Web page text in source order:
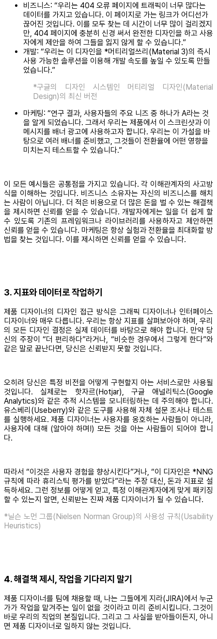
비즈니스: “우리는 404 오류 페이지에 트래픽이 너무 많다는
데이터를 가지고 있습니다. 이 페이지로 가는 링크가 어디선가
끊어진 것입니다. 이를 모두 찾는 데 시간이 너무 많이 걸리겠지
만, 404 페이지에 충분히 신경 써서 완전한 디자인을 하고 사용
자에게 제안을 하여 그들을 잃지 않게 할 수 있습니다.”
개발: “우리는 이 디자인을 *머티리얼쓰리(Material 3)의 즉시
사용 가능한 솔루션을 이용해 개발 속도를 높일 수 있도록 만들
었습니다.”
*구글의 디자인 시스템인 머티리얼 디자인(Material
Design)의 최신 버전
마케팅: “연구 결과, 사용자들의 주요 니즈 중 하나가 A라는 것
을 알게 되었습니다. 그래서 우리는 제품에서 이 스크린샷과 이
메시지를 배너 광고에 사용하고자 합니다. 우리는 이 가설을 바
탕으로 여러 배너를 준비했고, 그것들이 전환율에 어떤 영향을
미치는지 테스트할 수 있습니다.”
이 모든 예시들은 공통점을 가지고 있습니다. 각 이해관계자의 사고방
식을 이해하는 것입니다. 비즈니스 소유자는 자신의 비즈니스를 해치
는 사람이 아닙니다. 더 적은 비용으로 더 많은 돈을 벌 수 있는 해결책
을 제시하면 신뢰를 얻을 수 있습니다. 개발자에게는 일을 더 쉽게 할
수 있도록 기존의 프레임워크나 라이브러리를 사용하자고 제안하면
신뢰를 얻을 수 있습니다. 마케팅은 항상 실험과 전환율을 최대화할 방
법을 찾는 것입니다. 이를 제시하면 신뢰를 얻을 수 있습니다.
3. 지표와 데이터로 작업하기
제품 디자이너의 디자인 접근 방식은 그래픽 디자이너나 인터페이스
디자이너와 매우 다릅니다. 우리는 항상 지표를 살펴보아야 하며, 우리
의 모든 디자인 결정은 실제 데이터를 바탕으로 해야 합니다. 만약 당
신의 주장이 “더 편리하다”라거나, “비슷한 경우에서 그렇게 한다”와
같은 말로 끝난다면, 당신은 신뢰받지 못할 것입니다.
오히려 당신은 특정 비전을 어떻게 구현할지 아는 서비스로만 사용될
것입니다. 실제로는 핫자르(Hotjar), 구글 애널리틱스(Google
Analytics)와 같은 추적 시스템을 모니터링하는 데 주의해야 합니다.
유스베리(Useberry)와 같은 도구를 사용해 자체 설문 조사나 테스트
를 실행하세요. 제품 디자이너는 사용자를 옹호하는 사람들이 아니라,
사용자에 대해 (알아야 하며!) 모든 것을 아는 사람들이 되어야 합니
다.
따라서 “이것은 사용자 경험을 향상시킨다”거나, “이 디자인은 *NNG
규칙에 따라 휴리스틱 평가를 받았다”라는 주장 대신, 돈과 지표로 설
득하세요. 그런 정보를 어떻게 얻고, 특정 이해관계자에게 맞게 패키징
할 수 있는지 알면, 신뢰받는 진짜 제품 디자이너가 될 수 있습니다.
*닐슨 노먼 그룹(Nielsen Norman Group)의 사용성 규칙(Usability
Heuristics)
4. 해결책 제시, 작업을 기다리지 말기
제품 디자이너를 팀에 채용할 때, 나는 그들에게 지라(JIRA)에서 누군
가가 작업을 맡겨주는 일이 없을 것이라고 미리 준비시킵니다. 그것이
바로 우리의 직업의 본질입니다. 그리고 그 사실을 받아들이든지, 아니
면 제품 디자이너로 일하지 않는 것입니다.